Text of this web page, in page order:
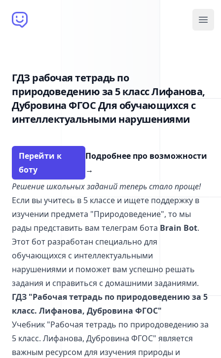
Brain Bot
ГДЗ рабочая тетрадь по
природоведению за 5 класс Лифанова,
Дубровина ФГОС Для обучающихся с
интеллектуальными нарушениями
Перейти к
боту
Подробнее про возможности
→
Решение школьных заданий теперь стало проще!
Если вы учитесь в 5 классе и ищете поддержку в
изучении предмета "Природоведение", то мы
рады представить вам телеграм бота Brain Bot.
Этот бот разработан специально для
обучающихся с интеллектуальными
нарушениями и поможет вам успешно решать
задания и справиться с домашними заданиями.
ГДЗ "Рабочая тетрадь по природоведению за 5
класс. Лифанова, Дубровина ФГОС"
Учебник "Рабочая тетрадь по природоведению за
5 класс. Лифанова, Дубровина ФГОС" является
важным ресурсом для изучения природы и